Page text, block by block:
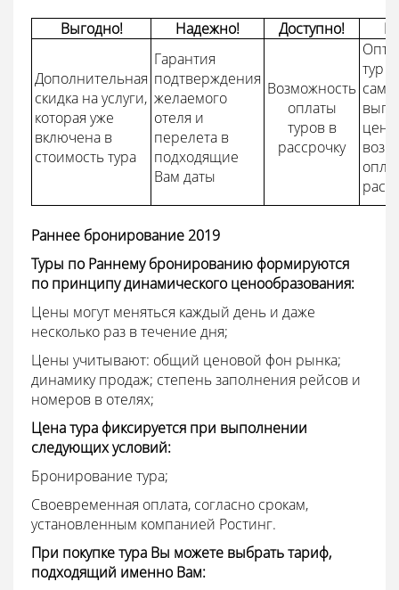
Выгодно! Надежно! Доступно!
Дополнительная
скидка на услуги,
которая уже
включена в
стоимость тура
Гарантия
подтверждения
желаемого
отеля и
перелета в
подходящие
Вам даты
Возможность
оплаты
туров в
рассрочку
тур
Раннее бронирование 2019
Туры по Раннему бронированию формируются
по принципу динамического ценообразования:
Цены могут меняться каждый день и даже
несколько раз в течение дня;
Цены учитывают: общий ценовой фон рынка;
динамику продаж; степень заполнения рейсов и
номеров в отелях;
Цена тура фиксируется при выполнении
следующих условий:
Бронирование тура;
Своевременная оплата, согласно срокам,
установленным компанией Ростинг.
При покупке тура Вы можете выбрать тариф,
подходящий именно Вам: